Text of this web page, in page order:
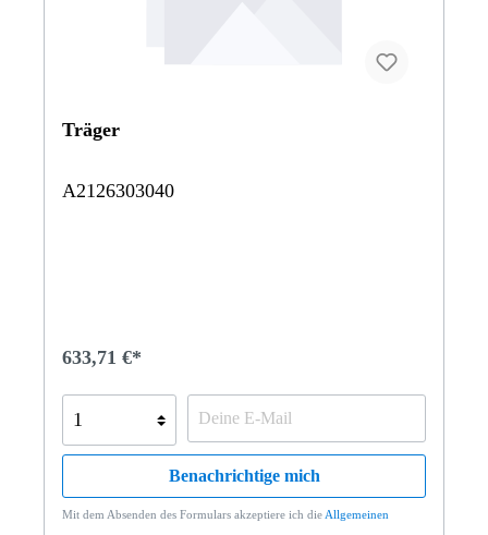
Träger
A2126303040
633,71 €*
Benachrichtige mich
Mit dem Absenden des Formulars akzeptiere ich die Allgemeinen